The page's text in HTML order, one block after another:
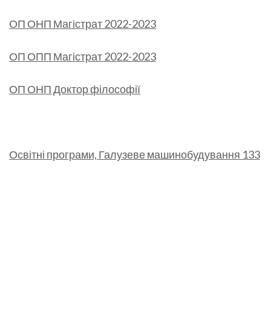
ОП ОНП Магістрат 2022-2023
ОП ОПП Магістрат 2022-2023
ОП ОНП Доктор філософії
Освітні програми, Галузеве машинобудування 133